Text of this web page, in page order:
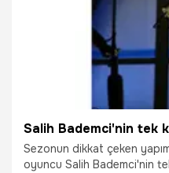
Sezonun dikkat çeken
oyuncu Salih Bademci'nin